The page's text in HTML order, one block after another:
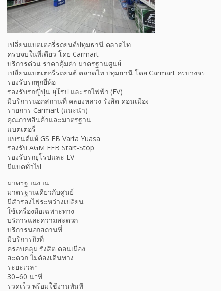
เปลี่ยนแบตเตอรี่รถยนต์ปทุมธานี ตลาดไท
ครบจบในที่เดียว โดย Carmart
บริการด่วน ราคาคุ้มค่า มาตรฐานศูนย์
เปลี่ยนแบตเตอรี่รถยนต์ ตลาดไท ปทุมธานี โดย Carmart ครบวงจร
รองรับรถทุกยี่ห้อ
รองรับรถญี่ปุ่น ยุโรป และรถไฟฟ้า (EV)
มีบริการนอกสถานที่ คลองหลวง รังสิต ดอนเมือง
รายการ Carmart (แนะนำ)
คุณภาพสินค้าและมาตรฐาน
แบตเตอรี่
แบรนด์แท้ GS FB Varta Yuasa
รองรับ AGM EFB Start-Stop
รองรับรถยุโรปและ EV
มีแบตทั่วไป
มาตรฐานงาน
มาตรฐานเดียวกับศูนย์
มีสำรองไฟระหว่างเปลี่ยน
ใช้เครื่องมือเฉพาะทาง
บริการและความสะดวก
บริการนอกสถานที่
มีบริการถึงที่
ครอบคลุม รังสิต ดอนเมือง
สะดวก ไม่ต้องเดินทาง
ระยะเวลา
30–60 นาที
รวดเร็ว พร้อมใช้งานทันที